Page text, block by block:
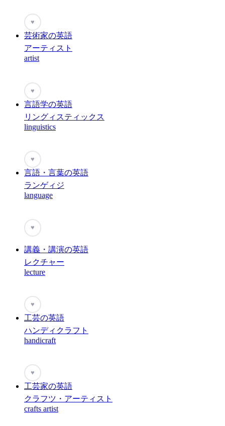
♥
芸術家の英語
アーティスト
artist
♥
言語学の英語
リングィスティックス
linguistics
♥
言語・言葉の英語
ランゲィジ
language
♥
講義・講演の英語
レクチャー
lecture
♥
工芸の英語
ハンディクラフト
handicraft
♥
工芸家の英語
クラフツ・アーティスト
crafts artist